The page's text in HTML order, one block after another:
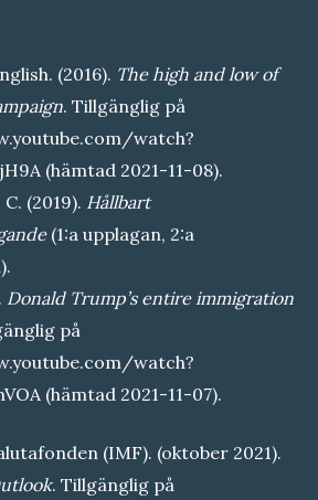
(2016). The high and low of
. Tillgänglig på
watch?
(hämtad 2021-11-08).
(2019). Hållbart
(1:a upplagan, 2:a
Donald Trump’s entire immigration
på
watch?
(hämtad 2021-11-07).
(IMF). (oktober 2021).
. Tillgänglig på